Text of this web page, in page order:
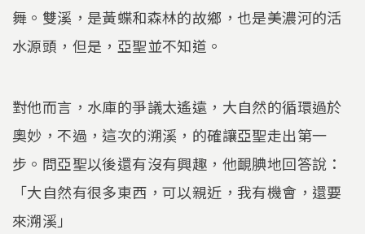
舞。雙溪，是黃蝶和森林的故鄉，也是美濃河的活
水源頭，但是，亞聖並不知道。
對他而言，水庫的爭議太遙遠，大自然的循環過於
奧妙，不過，這次的溯溪，的確讓亞聖走出第一
步。問亞聖以後還有沒有興趣，他靦腆地回答說：
「大自然有很多東西，可以親近，我有機會，還要
來溯溪」